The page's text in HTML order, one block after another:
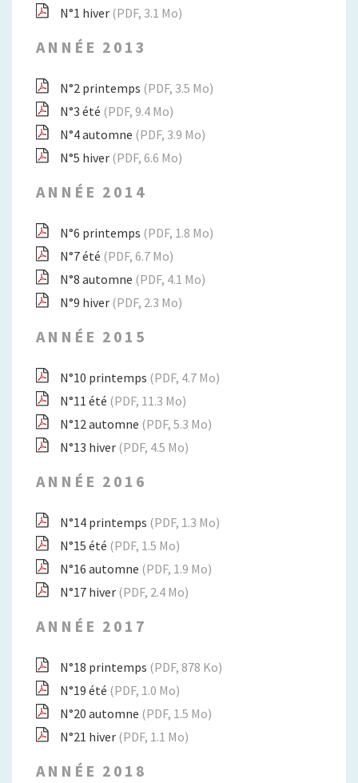
N°1 hiver (PDF, 3.1 Mo)
ANNÉE 2013
N°2 printemps (PDF, 3.5 Mo)
N°3 été (PDF, 9.4 Mo)
N°4 automne (PDF, 3.9 Mo)
N°5 hiver (PDF, 6.6 Mo)
ANNÉE 2014
N°6 printemps (PDF, 1.8 Mo)
N°7 été (PDF, 6.7 Mo)
N°8 automne (PDF, 4.1 Mo)
N°9 hiver (PDF, 2.3 Mo)
ANNÉE 2015
N°10 printemps (PDF, 4.7 Mo)
N°11 été (PDF, 11.3 Mo)
N°12 automne (PDF, 5.3 Mo)
N°13 hiver (PDF, 4.5 Mo)
ANNÉE 2016
N°14 printemps (PDF, 1.3 Mo)
N°15 été (PDF, 1.5 Mo)
N°16 automne (PDF, 1.9 Mo)
N°17 hiver (PDF, 2.4 Mo)
ANNÉE 2017
N°18 printemps (PDF, 878 Ko)
N°19 été (PDF, 1.0 Mo)
N°20 automne (PDF, 1.5 Mo)
N°21 hiver (PDF, 1.1 Mo)
ANNÉE 2018